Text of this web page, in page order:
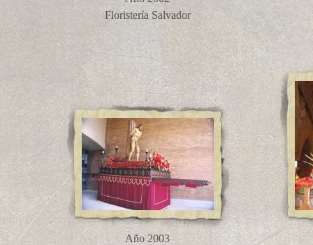
Floristería Salvador
Año 2003